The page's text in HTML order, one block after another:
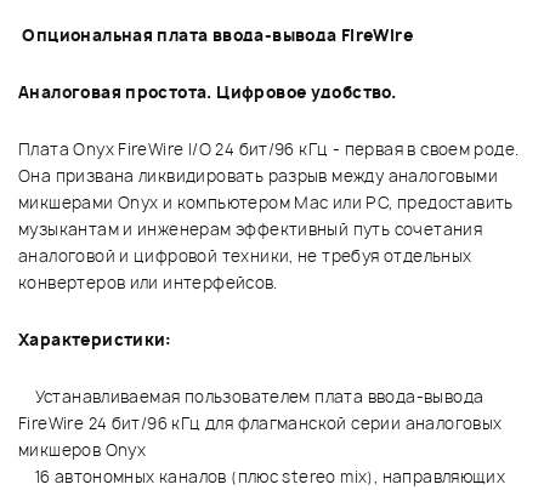
Опциональная плата ввода-вывода FireWire
Аналоговая простота. Цифровое удобство.
Плата Onyx FireWire I/O 24 бит/96 кГц - первая в своем роде.
Она призвана ликвидировать разрыв между аналоговыми
микшерами Onyx и компьютером Mac или PC, предоставить
музыкантам и инженерам эффективный путь сочетания
аналоговой и цифровой техники, не требуя отдельных
конвертеров или интерфейсов.
Характеристики:
Устанавливаемая пользователем плата ввода-вывода
FireWire 24 бит/96 кГц для флагманской серии аналоговых
микшеров Onyx
16 автономных каналов (плюс stereo mix), направляющих